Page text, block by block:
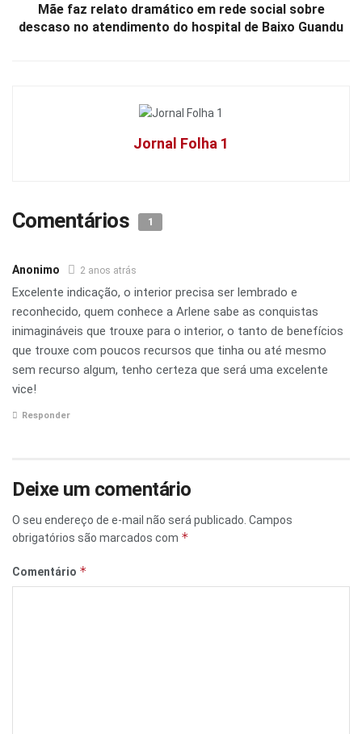
Mãe faz relato dramático em rede social sobre
descaso no atendimento do hospital de Baixo Guandu
Jornal Folha 1
Comentários 1
Anonimo 2 anos atrás
Excelente indicação, o interior precisa ser lembrado e
reconhecido, quem conhece a Arlene sabe as conquistas
inimagináveis que trouxe para o interior, o tanto de benefícios
que trouxe com poucos recursos que tinha ou até mesmo
sem recurso algum, tenho certeza que será uma excelente
vice!
Responder
Deixe um comentário
O seu endereço de e-mail não será publicado. Campos
obrigatórios são marcados com *
Comentário *